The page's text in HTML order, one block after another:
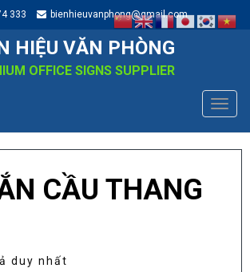
333 bienhieuvanphong@gmail.com
HIỆU VĂN PHÒNG
OFFICE SIGNS SUPPLIER
CẦU THANG
duy nhất